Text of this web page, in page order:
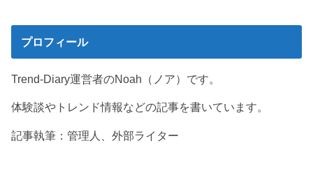
プロフィール
Trend-Diary運営者のNoah（ノア）です。
体験談やトレンド情報などの記事を書いています。
記事執筆：管理人、外部ライター